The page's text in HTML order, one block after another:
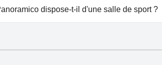
à Hotel Ristorante Panoramico.
dispose-t-il d'une salle de sport ?